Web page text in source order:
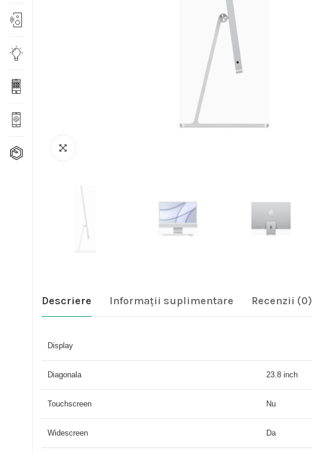
Descriere Informații suplimentare Recenzii (0)
Display
Diagonala 23.8 inch
Touchscreen Nu
Widescreen Da